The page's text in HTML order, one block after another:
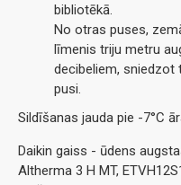
bibliotēkā.
No otras puses,
līmenis triju metru
decibeliem, sniedzot
pusi.
Sildīšanas jauda pie -7°C
Daikin gaiss - ūdens
Altherma 3 H MT,